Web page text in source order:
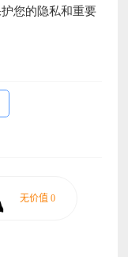
您的隐私和重要